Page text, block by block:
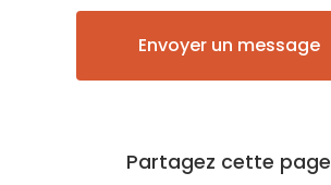
Envoyer un message
Partagez cette page